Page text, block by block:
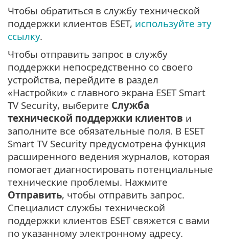
Чтобы обратиться в службу технической
поддержки клиентов ESET, используйте эту
ссылку.
Чтобы отправить запрос в службу
поддержки непосредственно со своего
устройства, перейдите в раздел
«Настройки» с главного экрана ESET Smart
TV Security, выберите Служба
технической поддержки клиентов и
заполните все обязательные поля. В ESET
Smart TV Security предусмотрена функция
расширенного ведения журналов, которая
помогает диагностировать потенциальные
технические проблемы. Нажмите
Отправить, чтобы отправить запрос.
Специалист службы технической
поддержки клиентов ESET свяжется с вами
по указанному электронному адресу.